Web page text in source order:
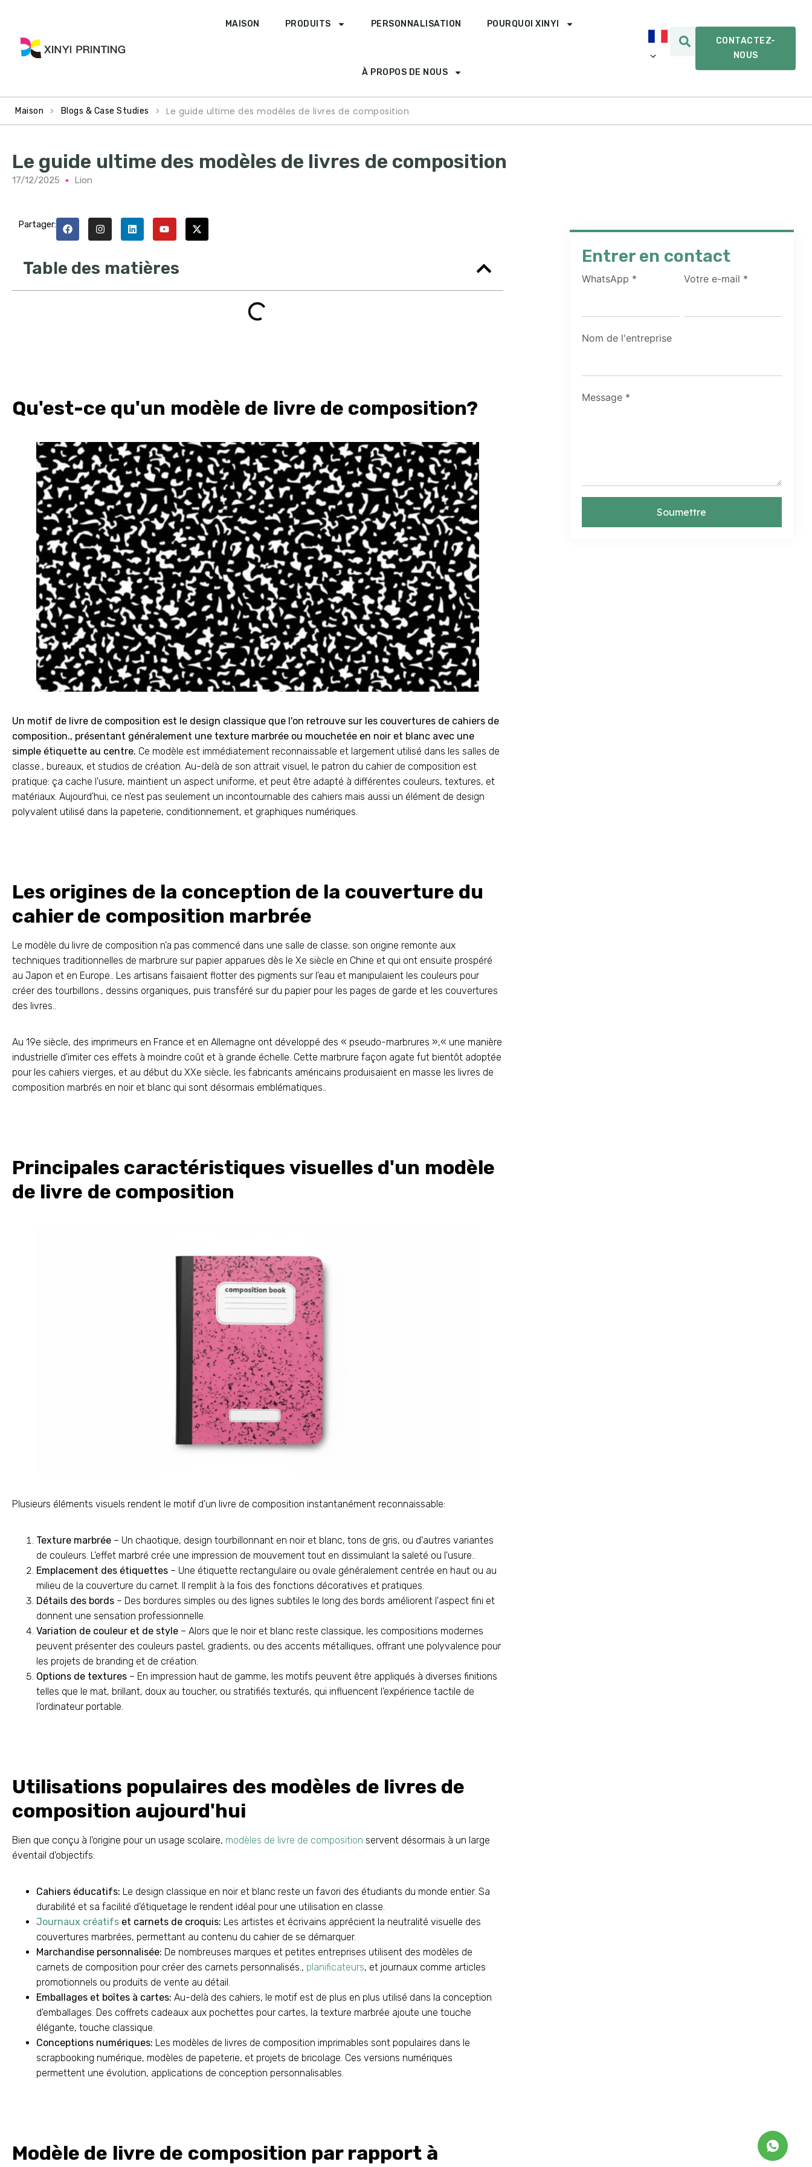
MAISON PRODUITS PERSONNALISATION POURQUOI XINYI
À PROPOS DE NOUS
CONTACTEZ-
NOUS
Maison > Blogs & Case Studies > Le guide ultime des modèles de livres de composition
Le guide ultime des modèles de livres de composition
17/12/2025 Lion
Partager:
Table des matières
Qu'est-ce qu'un modèle de livre de composition?
Un motif de livre de composition est le design classique que l'on retrouve sur les couvertures de cahiers de
composition., présentant généralement une texture marbrée ou mouchetée en noir et blanc avec une
simple étiquette au centre. Ce modèle est immédiatement reconnaissable et largement utilisé dans les salles de
classe., bureaux, et studios de création. Au-delà de son attrait visuel, le patron du cahier de composition est
pratique: ça cache l'usure, maintient un aspect uniforme, et peut être adapté à différentes couleurs, textures, et
matériaux. Aujourd'hui, ce n'est pas seulement un incontournable des cahiers mais aussi un élément de design
polyvalent utilisé dans la papeterie, conditionnement, et graphiques numériques.
Les origines de la conception de la couverture du
cahier de composition marbrée
Le modèle du livre de composition n’a pas commencé dans une salle de classe; son origine remonte aux
techniques traditionnelles de marbrure sur papier apparues dès le Xe siècle en Chine et qui ont ensuite prospéré
au Japon et en Europe.. Les artisans faisaient flotter des pigments sur l'eau et manipulaient les couleurs pour
créer des tourbillons., dessins organiques, puis transféré sur du papier pour les pages de garde et les couvertures
des livres..
Au 19e siècle, des imprimeurs en France et en Allemagne ont développé des « pseudo-marbrures »,« une manière
industrielle d'imiter ces effets à moindre coût et à grande échelle. Cette marbrure façon agate fut bientôt adoptée
pour les cahiers vierges, et au début du XXe siècle, les fabricants américains produisaient en masse les livres de
composition marbrés en noir et blanc qui sont désormais emblématiques..
Principales caractéristiques visuelles d'un modèle
de livre de composition
Plusieurs éléments visuels rendent le motif d'un livre de composition instantanément reconnaissable:
Texture marbrée – Un chaotique, design tourbillonnant en noir et blanc, tons de gris, ou d'autres variantes
de couleurs. L'effet marbré crée une impression de mouvement tout en dissimulant la saleté ou l'usure..
Emplacement des étiquettes – Une étiquette rectangulaire ou ovale généralement centrée en haut ou au
milieu de la couverture du carnet. Il remplit à la fois des fonctions décoratives et pratiques.
Détails des bords – Des bordures simples ou des lignes subtiles le long des bords améliorent l'aspect fini et
donnent une sensation professionnelle.
Variation de couleur et de style – Alors que le noir et blanc reste classique, les compositions modernes
peuvent présenter des couleurs pastel, gradients, ou des accents métalliques, offrant une polyvalence pour
les projets de branding et de création.
Options de textures – En impression haut de gamme, les motifs peuvent être appliqués à diverses finitions
telles que le mat, brillant, doux au toucher, ou stratifiés texturés, qui influencent l’expérience tactile de
l’ordinateur portable.
Utilisations populaires des modèles de livres de
composition aujourd'hui
Bien que conçu à l'origine pour un usage scolaire, modèles de livre de composition servent désormais à un large
éventail d'objectifs:
Cahiers éducatifs: Le design classique en noir et blanc reste un favori des étudiants du monde entier. Sa
durabilité et sa facilité d'étiquetage le rendent idéal pour une utilisation en classe.
Journaux créatifs et carnets de croquis: Les artistes et écrivains apprécient la neutralité visuelle des
couvertures marbrées, permettant au contenu du cahier de se démarquer.
Marchandise personnalisée: De nombreuses marques et petites entreprises utilisent des modèles de
carnets de composition pour créer des carnets personnalisés., planificateurs, et journaux comme articles
promotionnels ou produits de vente au détail.
Emballages et boîtes à cartes: Au-delà des cahiers, le motif est de plus en plus utilisé dans la conception
d'emballages. Des coffrets cadeaux aux pochettes pour cartes, la texture marbrée ajoute une touche
élégante, touche classique.
Conceptions numériques: Les modèles de livres de composition imprimables sont populaires dans le
scrapbooking numérique, modèles de papeterie, et projets de bricolage. Ces versions numériques
permettent une évolution, applications de conception personnalisables.
Modèle de livre de composition par rapport à
Entrer en contact
WhatsApp * Votre e-mail *
Nom de l'entreprise
Message *
Soumettre